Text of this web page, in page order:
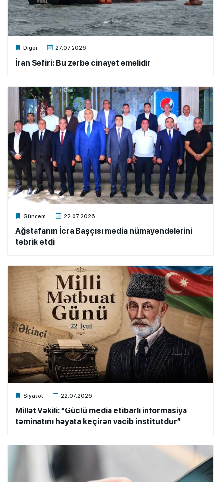
Digər 27.07.2026
Xalq.Online
İran Səfiri: Bu zərbə cinayət əməlidir
Gündəm 22.07.2026
Xalq.Online
Ağstafanın İcra Başçısı media nümayəndələrini
təbrik etdi
Siyasət 22.07.2026
Xalq.Online
Millət Vəkili: “Güclü media etibarlı informasiya
təminatını həyata keçirən vacib institutdur”